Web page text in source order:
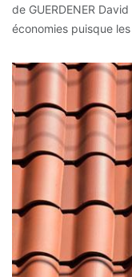
de GUERDENER
économies puisque